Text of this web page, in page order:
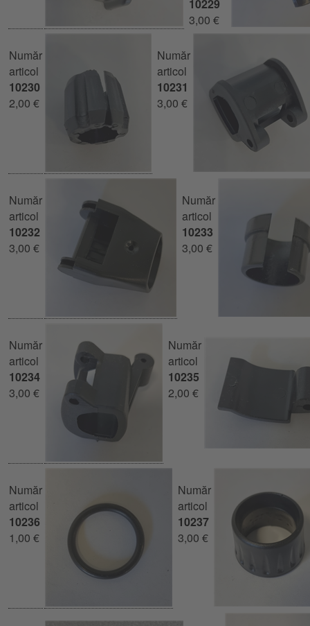
10229
3,00 €
Număr
articol
10230
2,00 €
Număr
articol
10231
3,00 €
Număr
articol
10232
3,00 €
Număr
articol
10233
3,00 €
Număr
articol
10234
3,00 €
Număr
articol
10235
2,00 €
Număr
articol
10236
1,00 €
Număr
articol
10237
3,00 €